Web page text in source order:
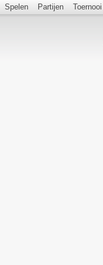
Spelen Partijen Toernooi